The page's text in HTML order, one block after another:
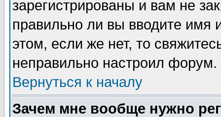
зарегистрированы и вам не
правильно ли вы вводите
этом, если же нет, то
неправильно настроил форум.
Вернуться к началу
Зачем мне вообще нужно